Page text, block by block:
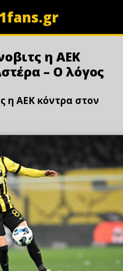
η ΑΕΚ
– Ο λόγος
η ΑΕΚ κόντρα στον